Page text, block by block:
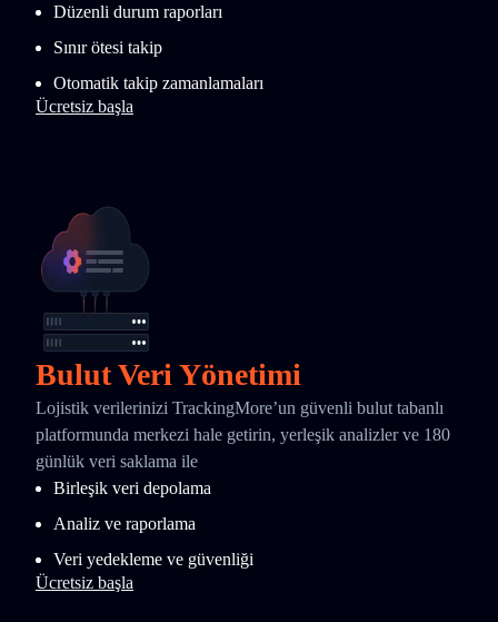
Düzenli durum raporları
Sınır ötesi takip
Otomatik takip zamanlamaları
Ücretsiz başla
Bulut Veri Yönetimi
Lojistik verilerinizi TrackingMore’un güvenli bulut tabanlı
platformunda merkezi hale getirin, yerleşik analizler ve 180
günlük veri saklama ile
Birleşik veri depolama
Analiz ve raporlama
Veri yedekleme ve güvenliği
Ücretsiz başla